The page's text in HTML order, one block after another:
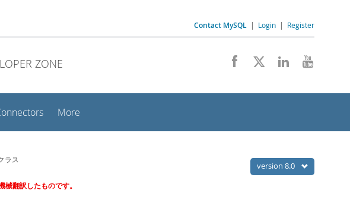
Contact MySQL | Login | Register
ZONE
More
version 8.0
ラス
械翻訳したものです。